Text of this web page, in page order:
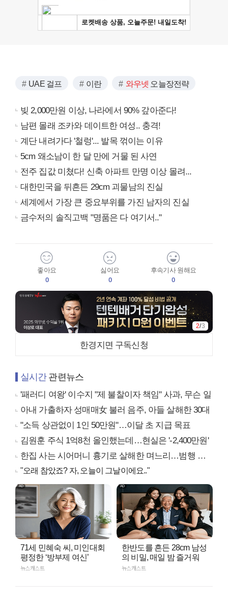
UAE 걸프 이란 와우넷 오늘장전략
빚 2,000만원 이상, 나라에서 90% 갚아준다!
남편 몰래 조카와 데이트한 여성.. 충격!
계단 내려가다 '철렁'... 발목 꺾이는 이유
5cm 왜소남이 한 달 만에 거물 된 사연
전주 집값 미쳤다! 신축 아파트 만명 이상 몰려...
대한민국을 뒤흔든 29cm 괴물남의 진실
세계에서 가장 큰 중요부위를 가진 남자의 진실
금수저의 솔직고백 "명품은 다 여기서.."
좋아요
0
싫어요
0
후속기사 원해요
0
2/3
한경지면 구독신청
실시간관련뉴스
'패러디 여왕' 이수지 "제 불찰이자 책임" 사과, 무슨 일
아내 가출하자 성매매女 불러 음주, 아들 살해한 30대
"소득 상관없이 1인 50만원"…이달 초 지급 목표
김원훈 주식 1억8천 올인했는데…현실은 '-2,400만원'
한집 사는 시어머니 흉기로 살해한 며느리…범행 동기는
"오래 참았죠? 자, 오늘이 그날이에요.."
71세 민혜숙 씨, 미인대회
평정한 ‘방부제 여신’
뉴스캐스트
한반도를 흔든 28cm 남성
의 비밀, 매일 밤 즐거워
뉴스캐스트